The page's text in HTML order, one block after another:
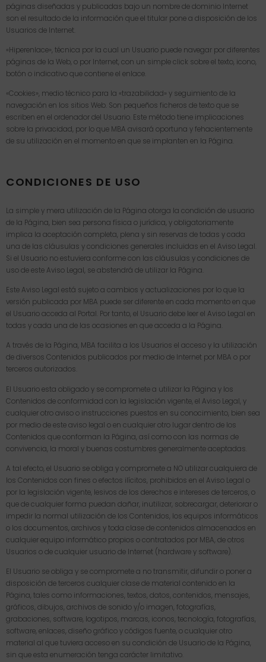
páginas diseñadas y publicadas bajo un nombre de dominio Internet
son el resultado de la información que el titular pone a disposición de los
Usuarios de Internet.
«Hiperenlace», técnica por la cual un Usuario puede navegar por diferentes
páginas de la Web, o por Internet, con un simple click sobre el texto, icono,
botón o indicativo que contiene el enlace.
«Cookies», medio técnico para la «trazabilidad» y seguimiento de la
navegación en los sitios Web. Son pequeños ficheros de texto que se
escriben en el ordenador del Usuario. Este método tiene implicaciones
sobre la privacidad, por lo que MBA avisará oportuna y fehacientemente
de su utilización en el momento en que se implanten en la Página.
CONDICIONES DE USO
La simple y mera utilización de la Página otorga la condición de usuario
de la Página, bien sea persona física o jurídica, y obligatoriamente
implica la aceptación completa, plena y sin reservas de todas y cada
una de las cláusulas y condiciones generales incluidas en el Aviso Legal.
Si el Usuario no estuviera conforme con las cláusulas y condiciones de
uso de este Aviso Legal, se abstendrá de utilizar la Página.
Este Aviso Legal está sujeto a cambios y actualizaciones por lo que la
versión publicada por MBA puede ser diferente en cada momento en que
el Usuario acceda al Portal. Por tanto, el Usuario debe leer el Aviso Legal en
todas y cada una de las ocasiones en que acceda a la Página.
A través de la Página, MBA facilita a los Usuarios el acceso y la utilización
de diversos Contenidos publicados por medio de Internet por MBA o por
terceros autorizados.
El Usuario esta obligado y se compromete a utilizar la Página y los
Contenidos de conformidad con la legislación vigente, el Aviso Legal, y
cualquier otro aviso o instrucciones puestos en su conocimiento, bien sea
por medio de este aviso legal o en cualquier otro lugar dentro de los
Contenidos que conforman la Página, así como con las normas de
convivencia, la moral y buenas costumbres generalmente aceptadas.
A tal efecto, el Usuario se obliga y compromete a NO utilizar cualquiera de
los Contenidos con fines o efectos ilícitos, prohibidos en el Aviso Legal o
por la legislación vigente, lesivos de los derechos e intereses de terceros, o
que de cualquier forma puedan dañar, inutilizar, sobrecargar, deteriorar o
impedir la normal utilización de los Contenidos, los equipos informáticos
o los documentos, archivos y toda clase de contenidos almacenados en
cualquier equipo informático propios o contratados por MBA, de otros
Usuarios o de cualquier usuario de Internet (hardware y software).
El Usuario se obliga y se compromete a no transmitir, difundir o poner a
disposición de terceros cualquier clase de material contenido en la
Página, tales como informaciones, textos, datos, contenidos, mensajes,
gráficos, dibujos, archivos de sonido y/o imagen, fotografías,
grabaciones, software, logotipos, marcas, iconos, tecnología, fotografías,
software, enlaces, diseño gráfico y códigos fuente, o cualquier otro
material al que tuviera acceso en su condición de Usuario de la Página,
sin que esta enumeración tenga carácter limitativo.